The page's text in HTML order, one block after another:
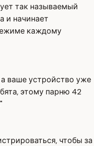
так называемый
и начинает
каждому
ваше устройство уже
этому парню 42
чтобы за